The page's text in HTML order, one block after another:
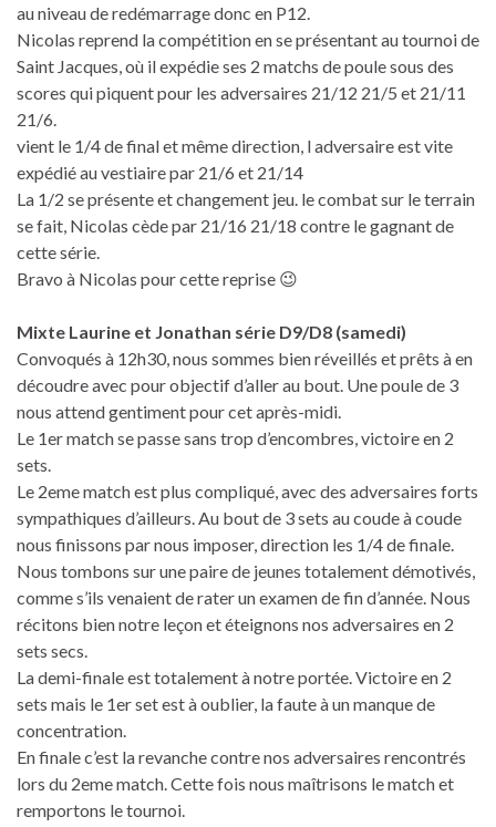
au niveau de redémarrage donc en P12.
Nicolas reprend la compétition en se présentant au tournoi de
Saint Jacques, où il expédie ses 2 matchs de poule sous des
scores qui piquent pour les adversaires 21/12 21/5 et 21/11
21/6.
vient le 1/4 de final et même direction, l adversaire est vite
expédié au vestiaire par 21/6 et 21/14
La 1/2 se présente et changement jeu. le combat sur le terrain
se fait, Nicolas cède par 21/16 21/18 contre le gagnant de
cette série.
Bravo à Nicolas pour cette reprise 😉
Mixte Laurine et Jonathan série D9/D8 (samedi)
Convoqués à 12h30, nous sommes bien réveillés et prêts à en
découdre avec pour objectif d’aller au bout. Une poule de 3
nous attend gentiment pour cet après-midi.
Le 1er match se passe sans trop d’encombres, victoire en 2
sets.
Le 2eme match est plus compliqué, avec des adversaires forts
sympathiques d’ailleurs. Au bout de 3 sets au coude à coude
nous finissons par nous imposer, direction les 1/4 de finale.
Nous tombons sur une paire de jeunes totalement démotivés,
comme s’ils venaient de rater un examen de fin d’année. Nous
récitons bien notre leçon et éteignons nos adversaires en 2
sets secs.
La demi-finale est totalement à notre portée. Victoire en 2
sets mais le 1er set est à oublier, la faute à un manque de
concentration.
En finale c’est la revanche contre nos adversaires rencontrés
lors du 2eme match. Cette fois nous maîtrisons le match et
remportons le tournoi.